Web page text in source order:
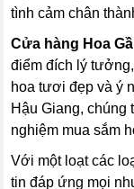
tình cảm chân
Cửa hàng Hoa
điểm đích lý
hoa tươi đẹp và ý
Hậu Giang, chúng
nghiệm mua sắm
Với một loạt các
tin đáp ứng mọi